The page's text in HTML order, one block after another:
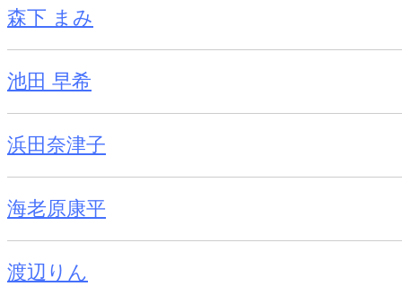
森下 まみ
池田 早希
浜田奈津子
海老原康平
渡辺りん